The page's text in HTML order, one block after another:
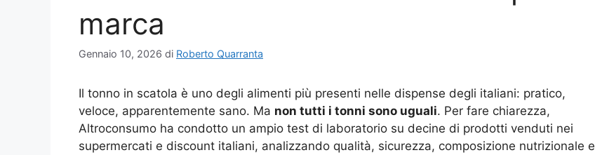
marca
Gennaio 10, 2026 di Roberto Quarranta
Il tonno in scatola è uno degli alimenti più presenti nelle dispense degli italiani: pratico,
veloce, apparentemente sano. Ma non tutti i tonni sono uguali. Per fare chiarezza,
Altroconsumo ha condotto un ampio test di laboratorio su decine di prodotti venduti nei
supermercati e discount italiani, analizzando qualità, sicurezza, composizione nutrizionale e